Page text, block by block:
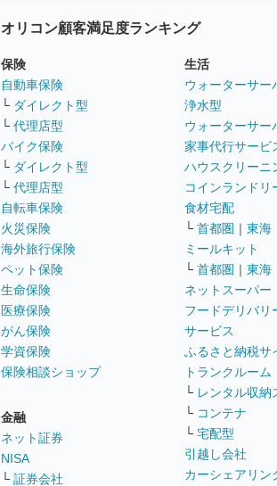
オリコン顧客満足度ランキング
保険
自動車保険
└ ダイレクト型
└ 代理店型
バイク保険
└ ダイレクト型
└ 代理店型
自転車保険
火災保険
海外旅行保険
ペット保険
生命保険
医療保険
がん保険
学資保険
保険相談ショップ
金融
ネット証券
NISA
└ 証券会社
生活
ウォーターサー
浄水型
ウォーターサー
家事代行サービ
ハウスクリーニ
コインランドリ
食材宅配
└ 首都圏 ｜ 東海
ミールキット
└ 首都圏 ｜ 東海
ネットスーパー
フードデリバリ
サービス
ふるさと納税サ
トランクルーム
└ レンタル収納
└ コンテナ
└ 宅配型
引越し会社
カーシェアリン